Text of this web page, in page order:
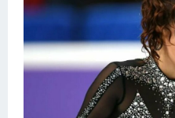
Интерьер квартиры